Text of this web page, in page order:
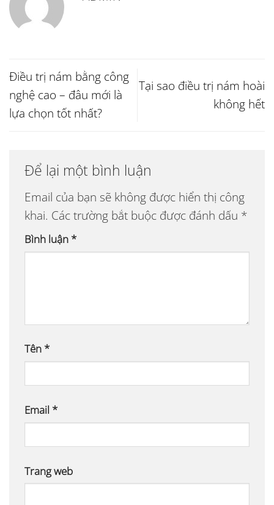
Điều trị nám bằng công
nghệ cao – đâu mới là
lựa chọn tốt nhất?
Tại sao điều trị nám hoài
không hết
Để lại một bình luận
Email của bạn sẽ không được hiển thị công
khai. Các trường bắt buộc được đánh dấu *
Bình luận *
Tên *
Email *
Trang web